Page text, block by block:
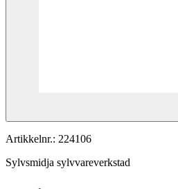
Artikkelnr.: 224106
Sylvsmidja sylvvareverkstad